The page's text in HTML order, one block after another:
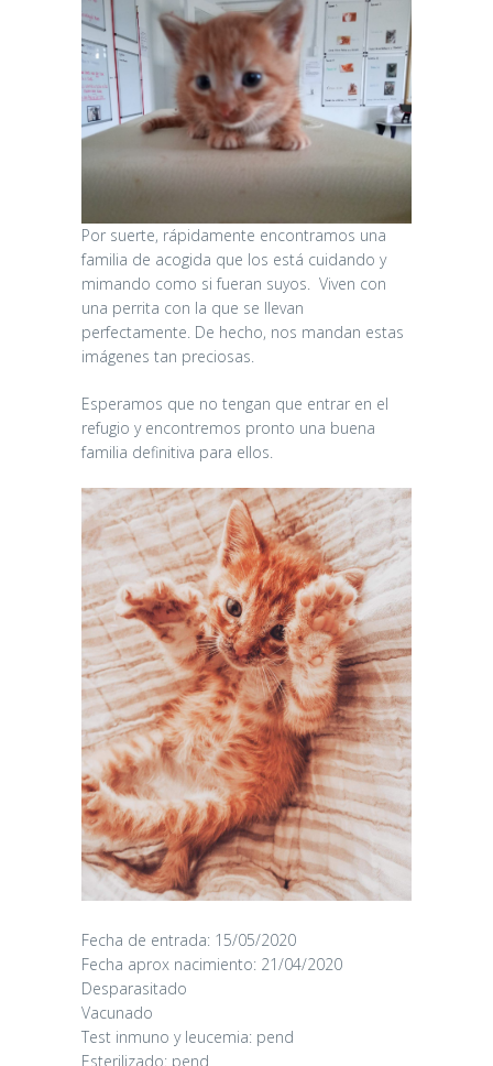
Por suerte, rápidamente encontramos una
familia de acogida que los está cuidando y
mimando como si fueran suyos. Viven con
una perrita con la que se llevan
perfectamente. De hecho, nos mandan estas
imágenes tan preciosas.
Esperamos que no tengan que entrar en el
refugio y encontremos pronto una buena
familia definitiva para ellos.
Fecha de entrada: 15/05/2020
Fecha aprox nacimiento: 21/04/2020
Desparasitado
Vacunado
Test inmuno y leucemia: pend
Esterilizado: pend
CANDY